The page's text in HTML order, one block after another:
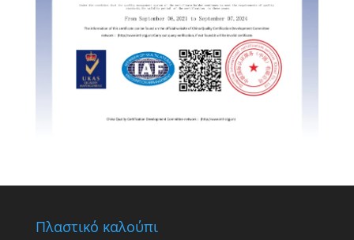
Πλαστικό καλούπι